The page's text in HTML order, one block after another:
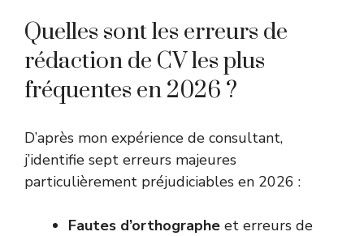
Quelles sont les erreurs de
rédaction de CV les plus
fréquentes en 2026 ?
D’après mon expérience de consultant,
j’identifie sept erreurs majeures
particulièrement préjudiciables en 2026 :
Fautes d’orthographe et erreurs de